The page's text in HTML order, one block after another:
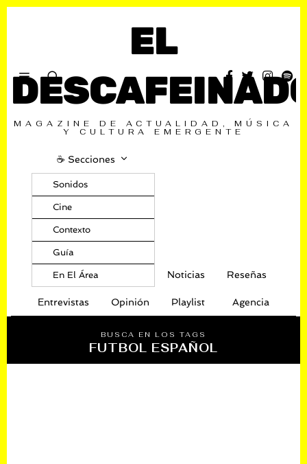
EL
MAGAZINE DE ACTUALIDAD, MÚSICA
Y CULTURA EMERGENTE
☕️ Secciones
Sonidos
Cine
Contexto
Guía
En El Área Noticias Reseñas
Entrevistas Opinión Playlist Agencia
BUSCA EN LOS TAGS
FUTBOL ESPAÑOL